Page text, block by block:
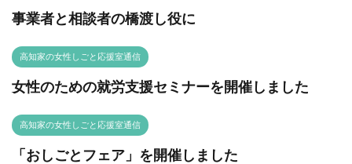
事業者と相談者の橋渡し役に
高知家の女性しごと応援室通信
女性のための就労支援セミナーを開催しました
高知家の女性しごと応援室通信
「おしごとフェア」を開催しました